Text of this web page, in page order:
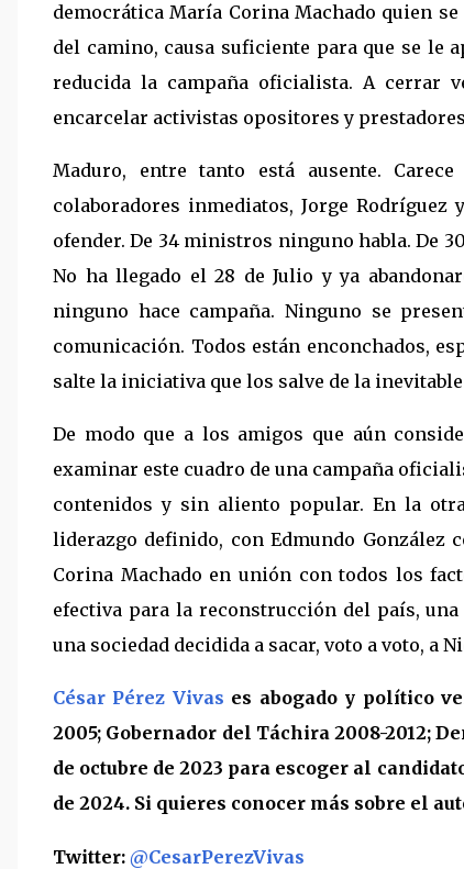
democrática María Corina Machado quien
del camino, causa suficiente para que se le
reducida la campaña oficialista. A cerrar
encarcelar activistas opositores y
Maduro, entre tanto está ausente.
colaboradores inmediatos, Jorge
ofender. De 34 ministros ninguno habla. De
No ha llegado el 28 de Julio y ya
ninguno hace campaña. Ninguno se
comunicación. Todos están enconchados,
salte la iniciativa que los salve de la
De modo que a los amigos que aún
examinar este cuadro de una campaña
contenidos y sin aliento popular. En la
liderazgo definido, con Edmundo González
Corina Machado en unión con todos los
efectiva para la reconstrucción del país,
una sociedad decidida a sacar, voto a voto, a
César Pérez Vivas es abogado y político
2005; Gobernador del Táchira 2008-2012;
de octubre de 2023 para escoger al
de 2024. Si quieres conocer más sobre el
Twitter: @CesarPerezVivas